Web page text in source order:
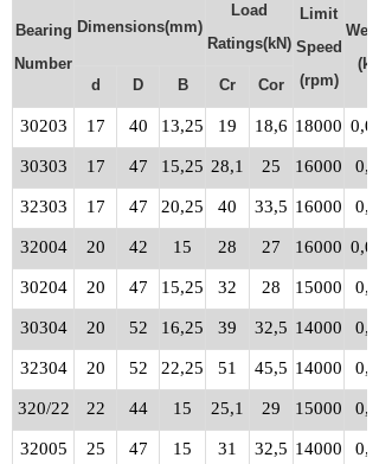
Bearing
Number
Dimensions(mm)
Load
Ratings(kN)
Limit
Speed
(rpm)
(kg)
d
D B Cr Cor
30203 17 40 13,25 19 18,6 18000
30303 17 47 15,25 28,1 25 16000 0,13
32303 17 47 20,25 40 33,5 16000 0,17
32004 20 42 15 28 27 16000
30204 20 47 15,25 32 28 15000 0,12
30304 20 52 16,25 39 32,5 14000 0,17
32304 20 52 22,25 51 45,5 14000 0,23
320/22 22 44 15 25,1 29 15000 0,10
32005 25 47 15 31 32,5 14000 0,11